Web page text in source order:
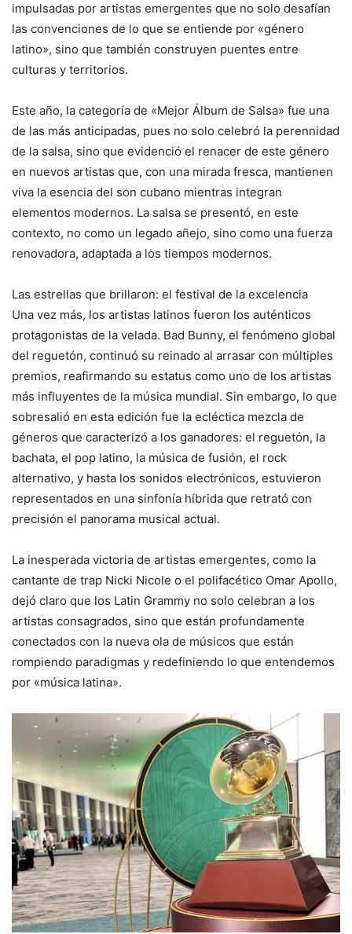
impulsadas por artistas emergentes que no solo desafían
las convenciones de lo que se entiende por «género
latino», sino que también construyen puentes entre
culturas y territorios.
Este año, la categoría de «Mejor Álbum de Salsa» fue una
de las más anticipadas, pues no solo celebró la perennidad
de la salsa, sino que evidenció el renacer de este género
en nuevos artistas que, con una mirada fresca, mantienen
viva la esencia del son cubano mientras integran
elementos modernos. La salsa se presentó, en este
contexto, no como un legado añejo, sino como una fuerza
renovadora, adaptada a los tiempos modernos.
Las estrellas que brillaron: el festival de la excelencia
Una vez más, los artistas latinos fueron los auténticos
protagonistas de la velada. Bad Bunny, el fenómeno global
del reguetón, continuó su reinado al arrasar con múltiples
premios, reafirmando su estatus como uno de los artistas
más influyentes de la música mundial. Sin embargo, lo que
sobresalió en esta edición fue la ecléctica mezcla de
géneros que caracterizó a los ganadores: el reguetón, la
bachata, el pop latino, la música de fusión, el rock
alternativo, y hasta los sonidos electrónicos, estuvieron
representados en una sinfonía híbrida que retrató con
precisión el panorama musical actual.
La inesperada victoria de artistas emergentes, como la
cantante de trap Nicki Nicole o el polifacético Omar Apollo,
dejó claro que los Latin Grammy no solo celebran a los
artistas consagrados, sino que están profundamente
conectados con la nueva ola de músicos que están
rompiendo paradigmas y redefiniendo lo que entendemos
por «música latina».